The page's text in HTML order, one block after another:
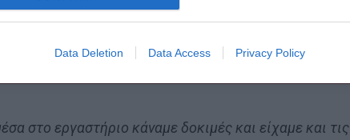
Data Deletion Data Access Privacy Policy
στο εργαστήριο κάναμε δοκιμές και είχαμε και τις